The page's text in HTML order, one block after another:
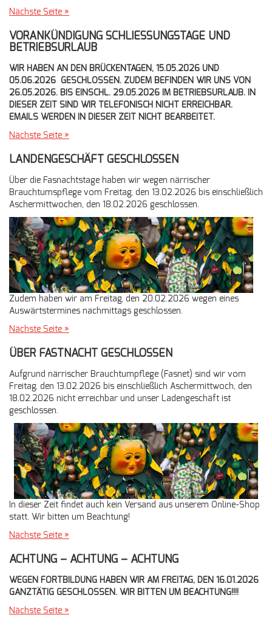
Nächste Seite »
VORANKÜNDIGUNG SCHLIESSUNGSTAGE UND B
ETRIEBSURLAUB
WIR HABEN AN DEN BRÜCKENTAGEN, 15.05.2026 UND
05.06.2026 GESCHLOSSEN. ZUDEM BEFINDEN WIR UNS VON
26.05.2026. BIS EINSCHL. 29.05.2026 IM BETRIEBSURLAUB. IN
DIESER ZEIT SIND WIR TELEFONISCH NICHT ERREICHBAR.
EMAILS WERDEN IN DIESER ZEIT NICHT BEARBEITET.
Nächste Seite »
LANDENGESCHÄFT GESCHLOSSEN
Über die Fasnachtstage haben wir wegen närrischer
Brauchtumspflege vom Freitag, den 13.02.2026 bis einschließlich
Aschermittwochen, den 18.02.2026 geschlossen.
Zudem haben wir am Freitag, den 20.02.2026 wegen eines
Auswärtstermines nachmittags geschlossen.
Nächste Seite »
ÜBER FASTNACHT GESCHLOSSEN
Aufgrund närrischer Brauchtumpflege (Fasnet) sind wir vom
Freitag, den 13.02.2026 bis einschließlich Aschermittwoch, den
18.02.2026 nicht erreichbar und unser Ladengeschäft ist
geschlossen.
In dieser Zeit findet auch kein Versand aus unserem Online-Shop
statt. Wir bitten um Beachtung!
Nächste Seite »
ACHTUNG – ACHTUNG – ACHTUNG
WEGEN FORTBILDUNG HABEN WIR AM FREITAG, DEN 16.01.2026
GANZTÄTIG GESCHLOSSEN. WIR BITTEN UM BEACHTUNG!!!!
Nächste Seite »